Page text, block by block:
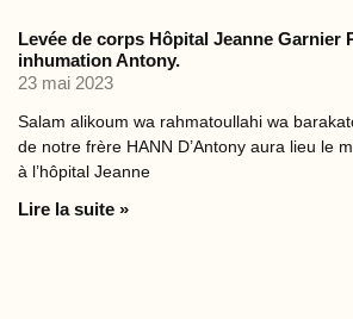
Levée de corps Hôpital Jeanne Garnier
inhumation Antony.
23 mai 2023
Salam alikoum wa rahmatoullahi wa
de notre frère HANN D’Antony aura lieu le
à l’hôpital Jeanne
Lire la suite »